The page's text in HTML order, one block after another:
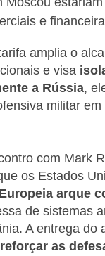
e
amplia o
e visa
a Rússia,
militar em
com Mark
os Estados
arque
de sistemas
A entrega do
reforçar as